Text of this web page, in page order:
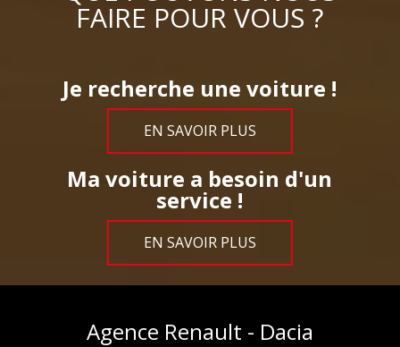
FAIRE POUR VOUS ?
Je recherche une voiture !
EN SAVOIR PLUS
Ma voiture a besoin d'un
service !
EN SAVOIR PLUS
Agence Renault - Dacia